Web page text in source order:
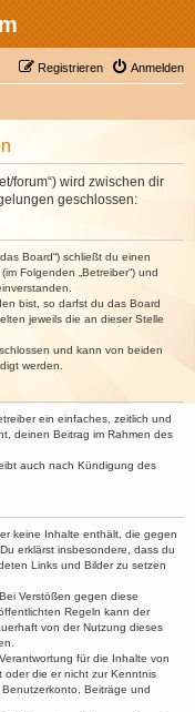
Anmelden
Registrieren
forum“) wird zwischen dir
geschlossen:
Board“) schließt du einen
Folgenden „Betreiber“) und
bist, so darfst du das Board
jeweils die an dieser Stelle
und kann von beiden
werden.
ein einfaches, zeitlich und
deinen Beitrag im Rahmen des
auch nach Kündigung des
keine Inhalte enthält, die gegen
erklärst insbesondere, dass du
Links und Bilder zu setzen
Verstößen gegen diese
Regeln kann der
von der Nutzung dieses
für die Inhalte von
oder die er nicht zur Kenntnis
Beiträge und